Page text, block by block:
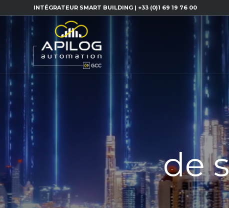
INTÉGRATEUR SMART BUILDING | +33 (0)1 69 19 76 00
de